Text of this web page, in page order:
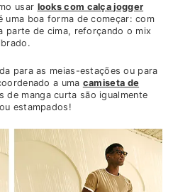
usar looks com calça jogger
uma boa forma de começar: com
parte de cima, reforçando o mix
para as meias-estações ou para
a uma camiseta de
de manga curta são igualmente
estampados!